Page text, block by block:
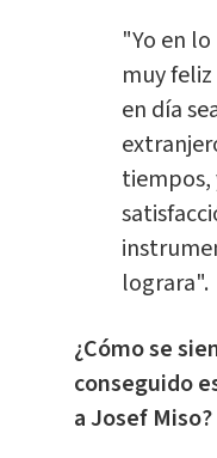
"Yo en
muy
en día
tiempos,
lograra".
¿Cómo se
conseguido
a Josef Miso?